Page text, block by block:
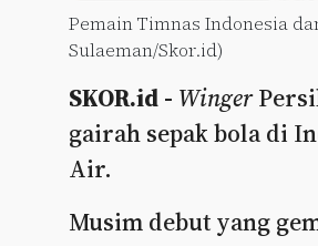
Pemain Timnas Indonesia
Sulaeman/Skor.id)
SKOR.id - Winger
gairah sepak bola di
Air.
Musim debut yang